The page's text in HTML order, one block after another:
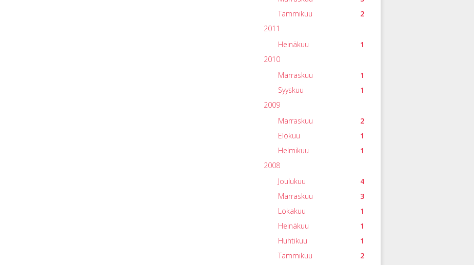
2
Tammikuu
2011
1
Heinäkuu
2010
1
Marraskuu
1
Syyskuu
2009
2
Marraskuu
1
Elokuu
1
Helmikuu
2008
4
Joulukuu
3
Marraskuu
1
Lokakuu
1
Heinäkuu
1
Huhtikuu
2
Tammikuu